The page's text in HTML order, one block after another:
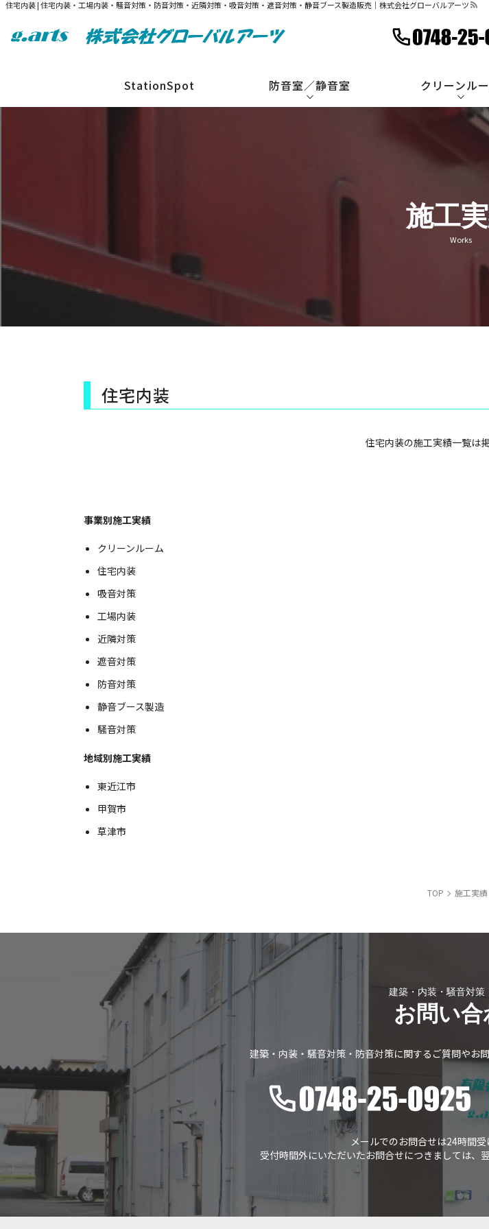
住宅内装 | 住宅内装・工場内装・騒音対策・防音対策・近隣対策・吸音対策・遮音対策・静音ブース製造販売｜株式会社グローバルアーツ
StationSpot 防音室／静音室 クリーンル
施工
Works
住宅内装
住宅内装の施工実績一覧は
事業別施工実績
クリーンルーム
住宅内装
吸音対策
工場内装
近隣対策
遮音対策
防音対策
静音ブース製造
騒音対策
地域別施工実績
東近江市
甲賀市
草津市
TOP 施工実績
建築・内装・騒音対策
お問い合
建築・内装・騒音対策・防音対策に関する ご質問やお
メールでのお問合せは24時間
受付時間外にいただいたお問合せにつきましては、